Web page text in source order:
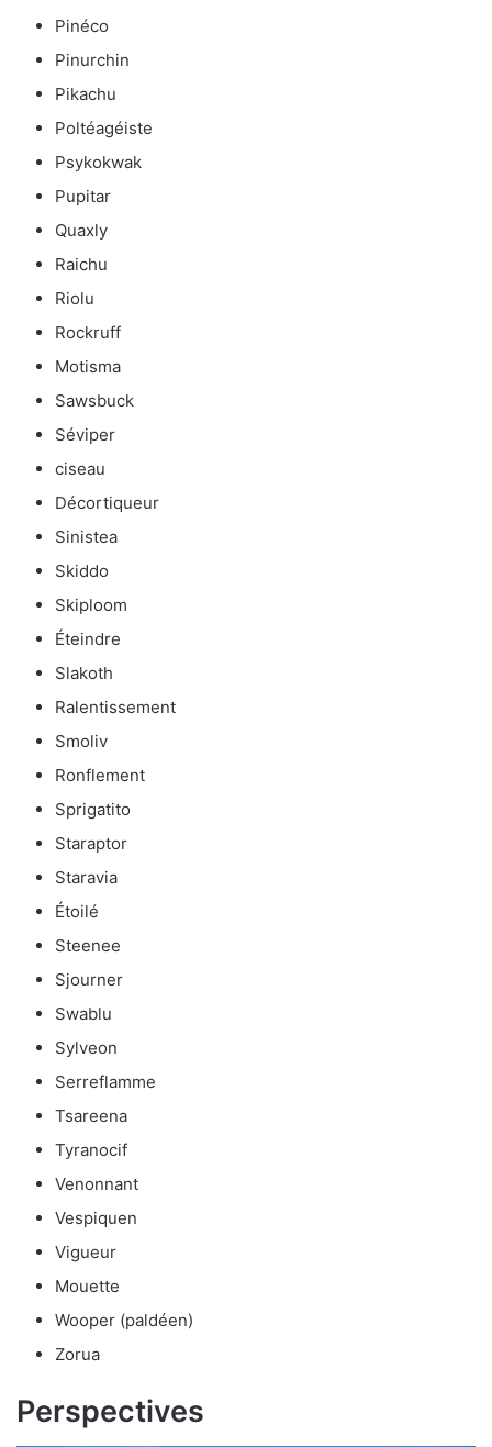
Pinéco
Pinurchin
Pikachu
Poltéagéiste
Psykokwak
Pupitar
Quaxly
Raichu
Riolu
Rockruff
Motisma
Sawsbuck
Séviper
ciseau
Décortiqueur
Sinistea
Skiddo
Skiploom
Éteindre
Slakoth
Ralentissement
Smoliv
Ronflement
Sprigatito
Staraptor
Staravia
Étoilé
Steenee
Sjourner
Swablu
Sylveon
Serreflamme
Tsareena
Tyranocif
Venonnant
Vespiquen
Vigueur
Mouette
Wooper (paldéen)
Zorua
Perspectives